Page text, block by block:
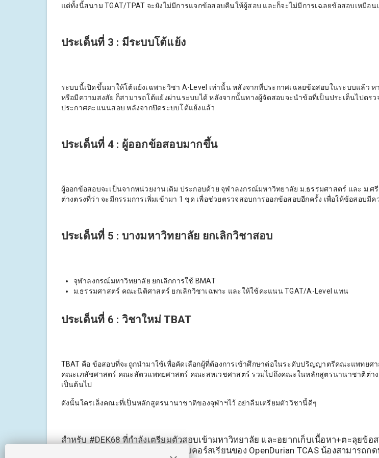
แต่ทั้งนี้สนาม TGAT/TPAT จะยังไม่มีการแจกข้อสอบคืนให้ผู้สอบ และก็จะไม่มีการเฉลยข้อสอบเหมือน
ประเด็นที่ 3 : มีระบบโต้แย้ง
ระบบนี้เปิดขึ้นมาให้โต้แย้งเฉพาะวิชา A-Level เท่านั้น หลังจากที่ประกาศเฉลยข้อสอบในระบบแล้ว ห
หรือมีความสงสัย ก็สามารถโต้แย้งผ่านระบบได้ หลังจากนั้นทางผู้จัดสอบจะนำข้อที่เป็นประเด็นไปตรว
ประกาศคะแนนสอบ หลังจากปิดระบบโต้แย้งแล้ว
ประเด็นที่ 4 : ผู้ออกข้อสอบมากขึ้น
ผู้ออกข้อสอบจะเป็นจากหน่วยงานเดิม ประกอบด้วย จุฬาลงกรณ์มหาวิทยาลัย ม.ธรรมศาสตร์ และ ม.
ต่างตรงที่ว่า จะมีกรรมการเพิ่มเข้ามา 1 ชุด เพื่อช่วยตรวจสอบการออกข้อสอบอีกครั้ง เพื่อให้ข้อสอบมี
ประเด็นที่ 5 : บางมหาวิทยาลัย ยกเลิกวิชาสอบ
จุฬาลงกรณ์มหาวิทยาลัย ยกเลิกการใช้ BMAT
ม.ธรรมศาสตร์ คณะนิติศาสตร์ ยกเลิกวิชาเฉพาะ และให้ใช้คะแนน TGAT/A-Level แทน
ประเด็นที่ 6 : วิชาใหม่ TBAT
TBAT คือ ข้อสอบที่จะถูกนำมาใช้เพื่อคัดเลือกผู้ที่ต้องการเข้าศึกษาต่อในระดับปริญญาตรีคณะแพทย
คณะเภสัชศาสตร์ คณะสัตวแพทยศาสตร์ คณะสหเวชศาสตร์ รวมไปถึงคณะในหลักสูตรนานาชาติต่าง
เป็นต้นไป
ดังนั้นใครเล็งคณะที่เป็นหลักสูตรนานาชาติของจุฬาฯไว้ อย่าลืมเตรียมตัววิชานี้ดีๆ
สำหรับ #DEK68 ที่กำลังเตรียมตัวสอบเข้ามหาวิทยาลัย และอยากเก็บเนื้อหา+ตะลุยข้
แนะนำ 4 เดือนสุดท้ายนี้ ให้ลงติวกับคอร​์สเรียนของ OpenDurian TCAS น้องสามารถก